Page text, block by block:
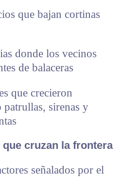
bajan cortinas
los vecinos
de balaceras
crecieron
sirenas y
que cruzan la frontera
señalados por el